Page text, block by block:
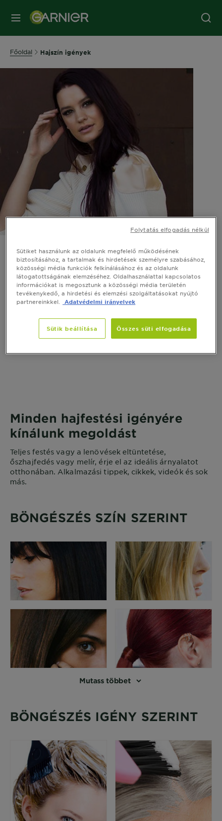
MENÜ
Főoldal Hajszín igények
Hajszínválasztás
Divatos vagy klasszikus, finom vagy merész,
itt kiválaszthatja az Ön számára megfelelő
hajszínt.
VÁSÁROLJON MOST
Minden hajfestési igényére
kínálunk megoldást
Teljes festés vagy a lenövések eltüntetése,
őszhajfedés vagy melír, érje el az ideális árnyalatot
otthonában. Alkalmazási tippek, cikkek, videók és sok
más.
BÖNGÉSZÉS SZÍN SZERINT
Mutass többet
BÖNGÉSZÉS IGÉNY SZERINT
Sütiket használunk az oldalunk megfelelő működésének
biztosításához, a tartalmak és hirdetések személyre szabásához,
közösségi média funkciók felkínálásához és az oldalunk
látogatottságának elemzéséhez. Oldalhasználattal kapcsolatos
információkat is megosztunk a közösségi média területén
tevékenykedő, a hirdetési és elemzési szolgáltatásokat nyújtó
partnereinkkel.
Adatvédelmi irányelvek
Sütik beállítása Összes süti elfogadása
Folytatás elfogadás nélkül